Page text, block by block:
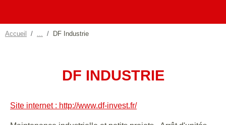
Accueil DF Industrie
DF INDUSTRIE
Site internet : http://www.df-invest.fr/